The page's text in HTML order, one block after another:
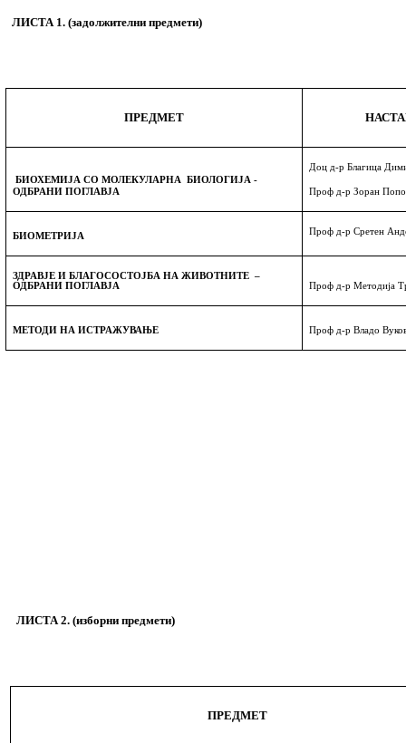
ЛИСТА 1. (задолжителни предмети)
ПРЕДМЕТ
БИОХЕМИЈА СО МОЛЕКУЛАРНА БИОЛОГИЈА -
ОДБРАНИ ПОГЛАВЈА
Доц д-р Благица
Проф д-р Зоран
БИОМЕТРИЈА Проф д-р Сретен
ЗДРАВЈЕ И БЛАГОСОСТОЈБА НА ЖИВОТНИТЕ –
ОДБРАНИ ПОГЛАВЈА
Проф д-р Методија
МЕТОДИ НА ИСТРАЖУВАЊЕ Проф д-р Владо
ЛИСТА2. (изборни предмети)
ПРЕДМЕТ